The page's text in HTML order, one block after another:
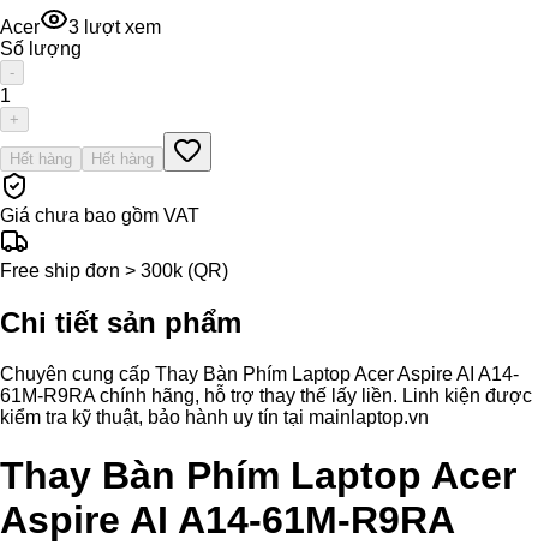
Acer 3 lượt xem
Số lượng
-
1
+
Hết hàng Hết hàng
Giá chưa bao gồm VAT
Free ship đơn > 300k (QR)
Chi tiết sản phẩm
Chuyên cung cấp Thay Bàn Phím Laptop Acer Aspire AI A14-
61M-R9RA chính hãng, hỗ trợ thay thế lấy liền. Linh kiện được
kiểm tra kỹ thuật, bảo hành uy tín tại mainlaptop.vn
Thay Bàn Phím Laptop Acer
Aspire AI A14-61M-R9RA